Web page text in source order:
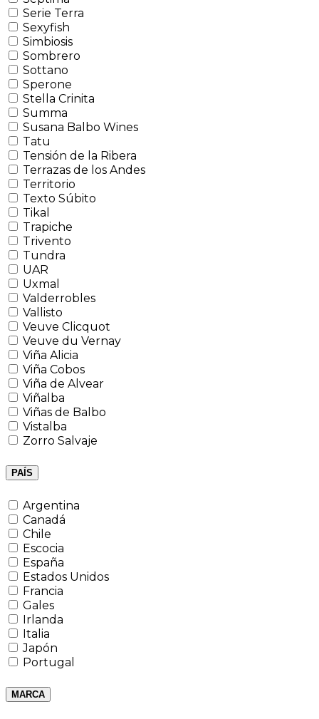
Serie Terra
Sexyfish
Simbiosis
Sombrero
Sottano
Sperone
Stella Crinita
Summa
Susana Balbo Wines
Tatu
Tensión de la Ribera
Terrazas de los Andes
Territorio
Texto Súbito
Tikal
Trapiche
Trivento
Tundra
UAR
Uxmal
Valderrobles
Vallisto
Veuve Clicquot
Veuve du Vernay
Viña Alicia
Viña Cobos
Viña de Alvear
Viñalba
Viñas de Balbo
Vistalba
Zorro Salvaje
PAÍS
Argentina
Canadá
Chile
Escocia
España
Estados Unidos
Francia
Gales
Irlanda
Italia
Japón
Portugal
MARCA